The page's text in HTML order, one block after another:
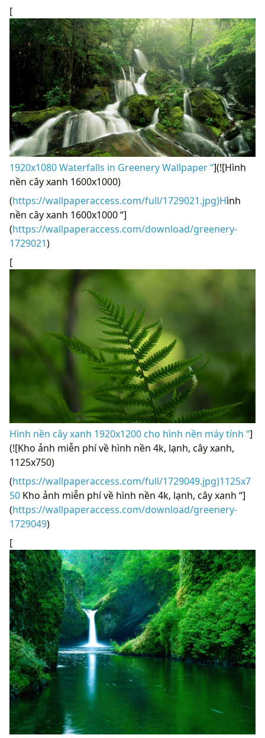
[
1920x1080 Waterfalls in Greenery Wallpaper “](![Hình
nền cây xanh 1600x1000)
(https://wallpaperaccess.com/full/1729021.jpg)Hình
nền cây xanh 1600x1000 “]
(https://wallpaperaccess.com/download/greenery-
1729021)
[
Hình nền cây xanh 1920x1200 cho hình nền máy tính “]
(![Kho ảnh miễn phí về hình nền 4k, lạnh, cây xanh,
1125x750)
(https://wallpaperaccess.com/full/1729049.jpg)1125x7
50 Kho ảnh miễn phí về hình nền 4k, lạnh, cây xanh “]
(https://wallpaperaccess.com/download/greenery-
1729049)
[